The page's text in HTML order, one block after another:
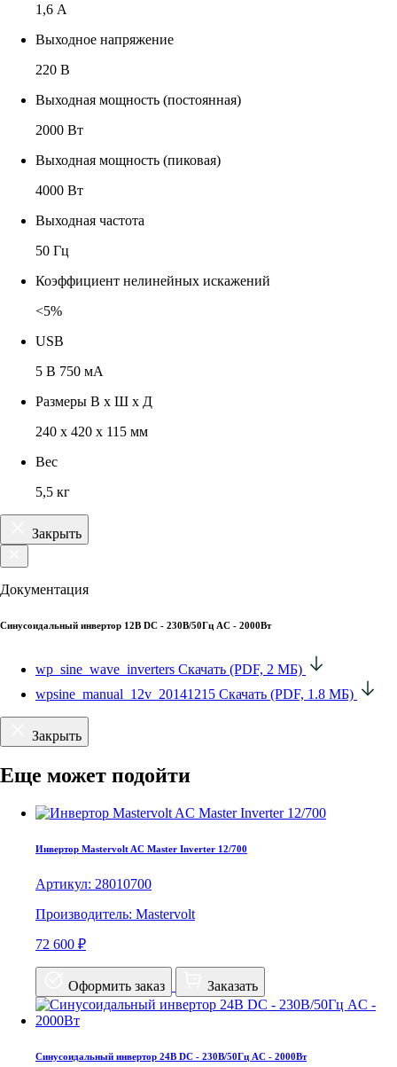
1,6 А
Выходное напряжение
220 В
Выходная мощность (постоянная)
2000 Вт
Выходная мощность (пиковая)
4000 Вт
Выходная частота
50 Гц
Коэффициент нелинейных искажений
<5%
USB
5 В 750 мА
Размеры В х Ш х Д
240 x 420 x 115 мм
Вес
5,5 кг
Закрыть
Документация
Синусоидальный инвертор 12В DC - 230В/50Гц AC - 2000Вт
wp_sine_wave_inverters Скачать (PDF, 2 МБ)
wpsine_manual_12v_20141215 Скачать (PDF, 1.8 МБ)
Закрыть
Еще может подойти
Инвертор Mastervolt AC Master Inverter 12/700
Артикул: 28010700
Производитель: Mastervolt
72 600 ₽
Оформить заказ Заказать
Синусоидальный инвертор 24В DC - 230В/50Гц AC - 2000Вт